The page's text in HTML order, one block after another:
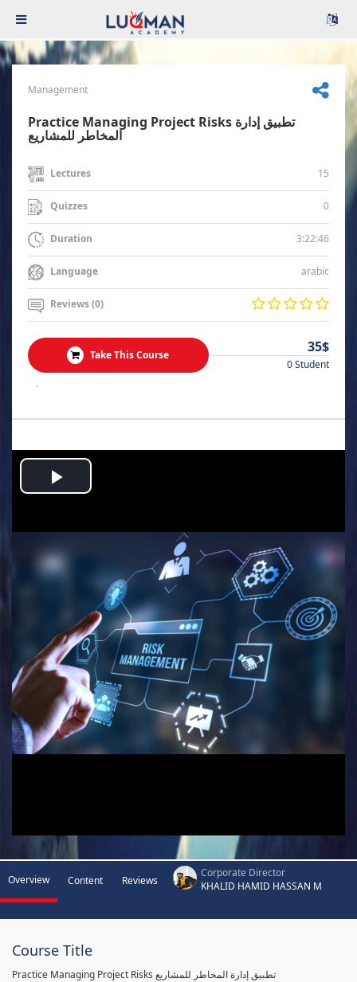
Management
Practice Managing Project Risks تطبيق إدارة
المخاطر للمشاريع
Lectures 15
Quizzes 0
Duration 3:22:46
Language arabic
Reviews (0)
Take This Course 35$
0 Student
.
Play
Video
Overview Content Reviews
Corporate Director
KHALID HAMID HASSAN M
Course Title
Practice Managing Project Risks تطبيق إدارة المخاطر للمشاريع